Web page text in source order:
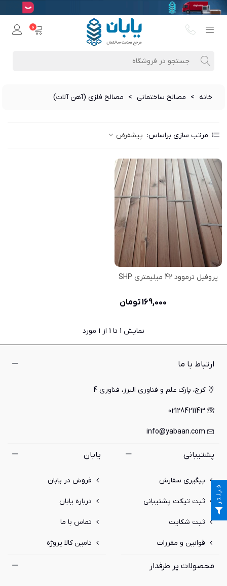
0
خانه > مصالح ساختمانی > مصالح فلزی (آهن آلات)
مرتب سازی براساس: پیشفرض
پروفیل ترموود 42 میلیمتری SHP
169,000 تومان
نمایش 1 تا 1 از 1 مورد
ارتباط با ما
کرج، پارک علم و فناوری البرز، فناوری 4
02128421143
info@yabaan.com
پشتیبانی
پیگیری سفارش
ثبت تیکت پشتیبانی
ثبت شکایت
قوانین و مقررات
یابان
فروش در یابان
درباره یابان
تماس با ما
تامین کالا پروژه
محصولات پر طرفدار
فیلتر